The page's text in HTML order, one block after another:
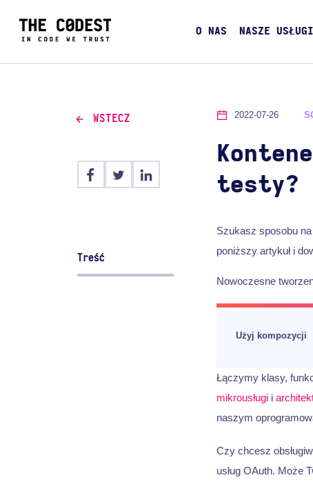
O NAS NASZE USŁUGI
WSTECZ
Treść
2022-07-26
testy?
Szukasz sposobu
poniższy artykuł i
Nowoczesne
Użyj kompozycji
Łączymy klasy,
mikrousługii
naszym
Czy chcesz
usług OAuth. Może